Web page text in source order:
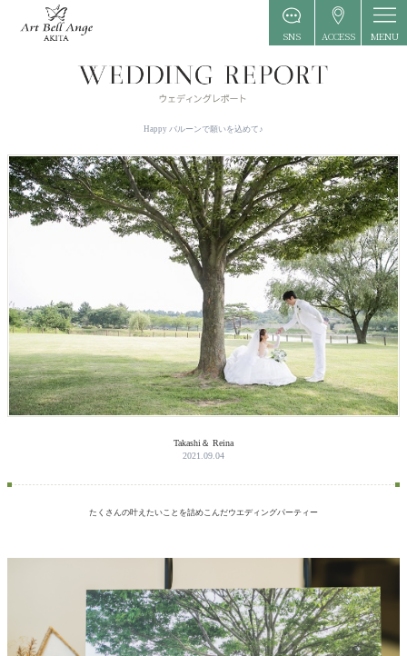
SNS ACCESS MENU
Happy バルーンで願いを込めて♪
Takashi＆ Reina
2021.09.04
たくさんの叶えたいことを詰めこんだウエディングパーティー